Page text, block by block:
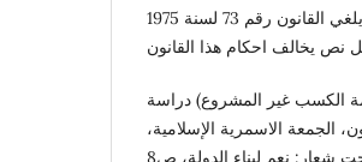
نصت المادة 39 من قانون الجرائم الاقتصادية على أنه " يلغي القانون رقم 73 لسنة 1975
الكسب غير المشروع) دراسة
القانون، الجمعة الاسمرية الإسلامية،
شعار: نعم لبناء الدولة، ص8